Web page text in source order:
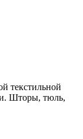
текстильной
Шторы, тюль,